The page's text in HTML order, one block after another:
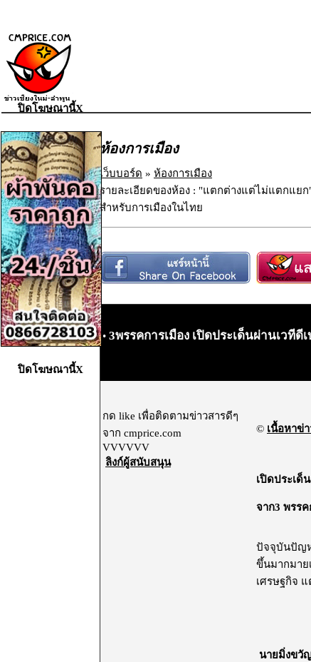
ห้องการเมือง
เว็บบอร์ด » ห้องการเมือง
รายละเอียดของห้อง : "แตกต่างแต่ไม่แตกแย
สำหรับการเมืองในไทย
• 3พรรคการเมือง เปิดประเด็นผ่านเวที
กด like เพื่อติดตามข่าวสารดีๆ
จาก cmprice.com
VVVVVV
ลิงก์ผู้สนับสนุน
© เนื้อหาข่
เปิดประเด็
จาก3 พรรค
ปัจจุบันปัญห
ขึ้นมากมาย
เศรษฐกิจ
นายมิ่งขวั
ปิดโฆษณานี้X
ปิดโฆษณานี้X